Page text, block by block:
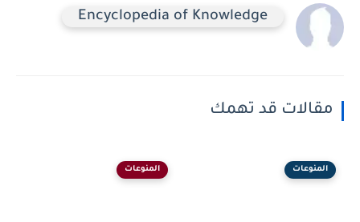
Encyclopedia of Knowledge
مقالات قد تهمك
المنوعات المنوعات